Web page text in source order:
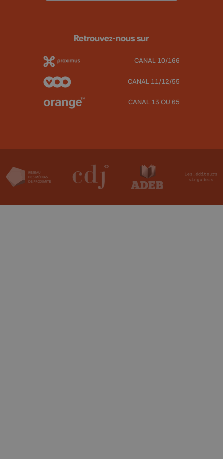
Retrouvez-nous sur
CANAL 10/166
CANAL 11/12/55
CANAL 13 OU 65